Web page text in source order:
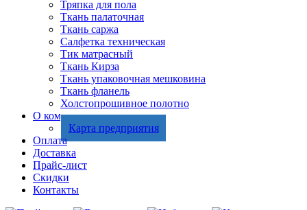
Тряпка для пола
Ткань палаточная
Ткань саржа
Салфетка техническая
Тик матрасный
Ткань Кирза
Ткань упаковочная мешковина
Ткань фланель
Холстопрошивное полотно
О компании
Карта предприятия
Оплата
Доставка
Прайс-лист
Скидки
Контакты